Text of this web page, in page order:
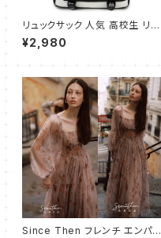
リュックサック 人気 高校生 リュ
ック レディース メンズ おしゃれ
ストライプ アウトドア スポーツ
容量 学生 旅行 デイパック お出
かけ A4 サイズ バックパック P
Cバッグ
¥2,980
Since Then フレンチ エンパイ